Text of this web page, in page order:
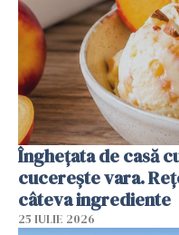
Înghețata de casă
cucerește vara.
câteva ingrediente
25 IULIE 2026